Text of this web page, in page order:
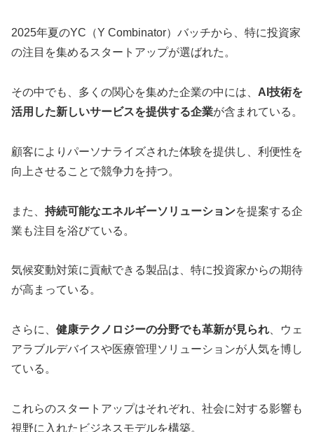
2025年夏のYC（Y Combinator）バッチから、特に投資家
の注目を集めるスタートアップが選ばれた。
その中でも、多くの関心を集めた企業の中には、 AI技術を
活用した新しいサービスを提供する企業が含まれている。
顧客によりパーソナライズされた体験を提供し、利便性を
向上させることで競争力を持つ。
また、 持続可能なエネルギーソリューションを提案する企
業も注目を浴びている。
気候変動対策に貢献できる製品は、特に投資家からの期待
が高まっている。
さらに、 健康テクノロジーの分野でも革新が見られ 、ウェ
アラブルデバイスや医療管理ソリューションが人気を博し
ている。
これらのスタートアップはそれぞれ、社会に対する影響も
視野に入れたビジネスモデルを構築。